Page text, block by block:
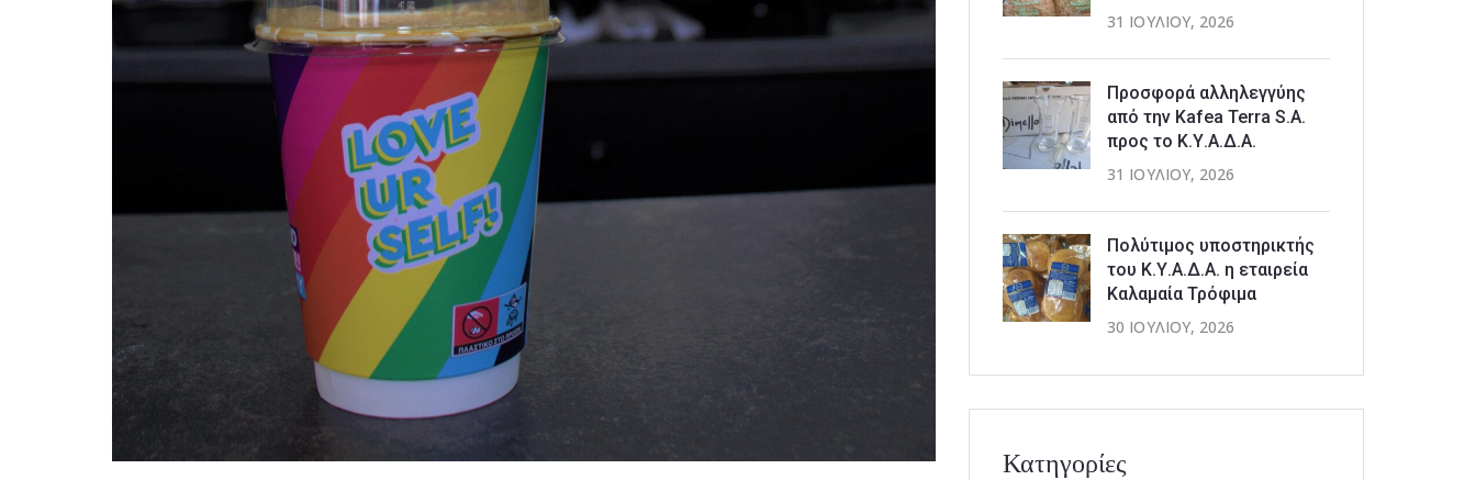
31 ΙΟΥΛΊΟΥ, 2026
Προσφορά αλληλεγγύης
από την Kafea Terra S.A.
προς το Κ.Υ.Α.Δ.Α.
31 ΙΟΥΛΊΟΥ, 2026
Πολύτιμος υποστηρικτής
του Κ.Υ.Α.Δ.Α. η εταιρεία
Καλαμαία Τρόφιμα
30 ΙΟΥΛΊΟΥ, 2026
Κατηγορίες